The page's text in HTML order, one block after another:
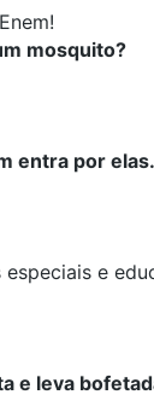
mosquito?
entra por elas.
e
e leva